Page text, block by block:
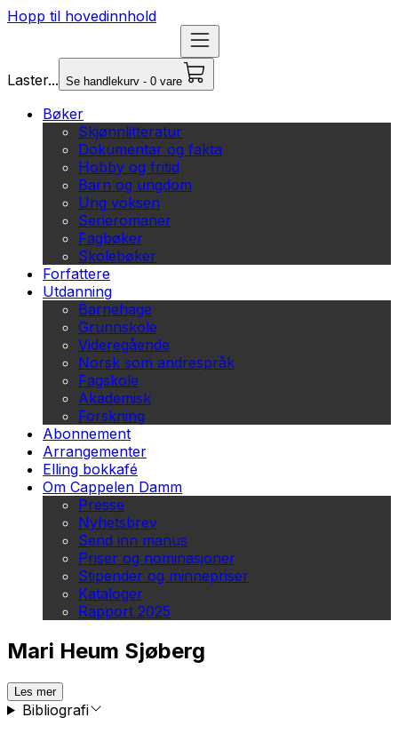
Hopp til hovedinnhold
Laster... Se handlekurv - 0 vare
Bøker
Skjønnlitteratur
Dokumentar og fakta
Hobby og fritid
Barn og ungdom
Ung voksen
Serieromaner
Fagbøker
Skolebøker
Forfattere
Utdanning
Barnehage
Grunnskole
Videregående
Norsk som andrespråk
Fagskole
Akademisk
Forskning
Abonnement
Arrangementer
Elling bokkafé
Om Cappelen Damm
Presse
Nyhetsbrev
Send inn manus
Priser og nominasjoner
Stipender og minnepriser
Kataloger
Rapport 2025
Mari Heum Sjøberg
Les mer
Bibliografi